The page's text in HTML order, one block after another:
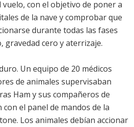
con el objetivo de poner a
de la nave y comprobar que
durante todas las fases
gravedad cero y aterrizaje.
Un equipo de 20 médicos
de animales supervisaban
Ham y sus compañeros de
el panel de mandos de la
Los animales debían accionar